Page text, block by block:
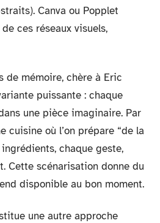
Canva ou Popplet
ces réseaux visuels,
de mémoire, chère à Eric
puissante : chaque
une pièce imaginaire. Par
cuisine où l’on prépare “de la
chaque geste,
Cette scénarisation donne du
disponible au bon moment.
une autre approche